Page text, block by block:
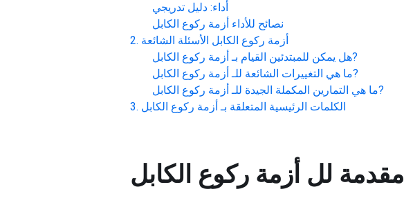
أداء: دليل تدريجي
نصائح للأداء أزمة ركوع الكابل
أزمة ركوع الكابل الأسئلة الشائعة
هل يمكن للمبتدئين القيام بـ أزمة ركوع الكابل
?
ما هي التغييرات الشائعة للـ أزمة ركوع الكابل
?
ما هي التمارين المكملة الجيدة للـ أزمة ركوع الكابل
?
الكلمات الرئيسية المتعلقة بـ أزمة ركوع الكابل
مقدمة لل أزمة ركوع الكابل